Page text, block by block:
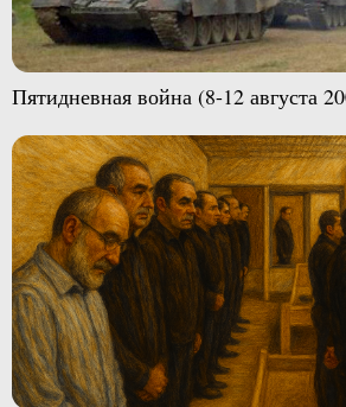
Пятидневная война (8-12 августа